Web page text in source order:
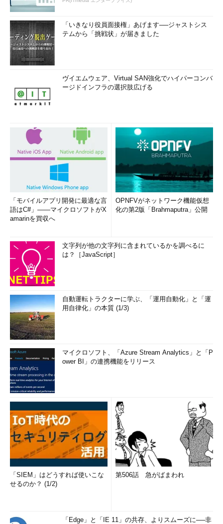
「いきなり役員面接権」あげます──ジャストシス
テムから「挑戦状」が届きました
ヴイエムウェア、Virtual SAN強化でハイパーコンバ
ージドインフラの選択肢広げる
「モバイルアプリ開発に最適な言
語はC#」――マイクロソフトがX
amarinを買収へ
OPNFVがネットワーク機能仮想
化の第2版「Brahmaputra」公開
文字列が他の文字列に含まれているかを調べるに
は？［JavaScript］
自動運転トラクターに学ぶ、「運用自動化」と「運
用自律化」の本質 (1/3)
マイクロソフト、「Azure Stream Analytics」と「P
ower BI」の連携機能をリリース
「SIEM」はどうすれば使いこな
せるのか？ (1/2)
第506話 急がばまわれ
「Edge」と「IE 11」の共存、よりスムーズに──非